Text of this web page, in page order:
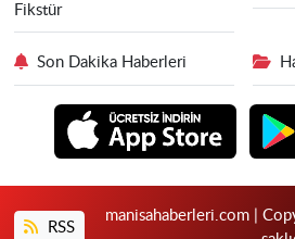
Fikstür
Son Dakika Haberleri
RSS
manisahaberleri.com |